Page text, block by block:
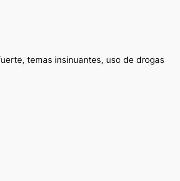
temas insinuantes, uso de drogas